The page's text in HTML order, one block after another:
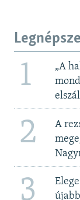
1
„A
2
A
3